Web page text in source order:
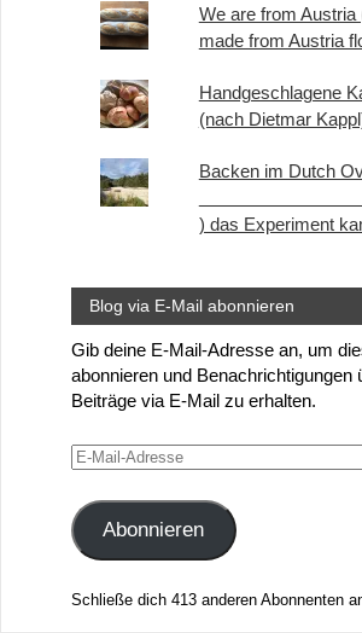
We are from Austria
made from Austria
Handgeschlagene
(nach Dietmar
Backen im Dutch
) das Experiment
Blog via E-Mail abonnieren
Gib deine E-Mail-Adresse an, um
abonnieren und Benachrichtigungen
Beiträge via E-Mail zu erhalten.
E-
Adresse
Abonnieren
Schließe dich 413 anderen Abonnenten